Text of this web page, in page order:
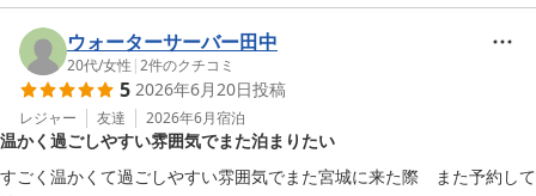
2026-06-06
お客様が快適に過ごしていただける様、今後も努めて参ります。
お客様のまたのご利用をスタッフ一同、心よりお待ちしておりま
す。
フロント　高橋
丘のホテル
2026-07-25
ウォーターサーバー田中
20代/女性 |2件のクチコミ
5 2026年6月20日投稿
レジャー 友達 2026年6月宿泊
温かく過ごしやすい雰囲気でまた泊まりたい
すごく温かくて過ごしやすい雰囲気でまた宮城に来た際　また予約して